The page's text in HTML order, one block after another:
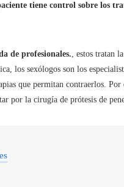
tiene control sobre los
de profesionales., estos tratan
los sexólogos son los
que permitan contraerlos.
por la cirugía de prótesis de